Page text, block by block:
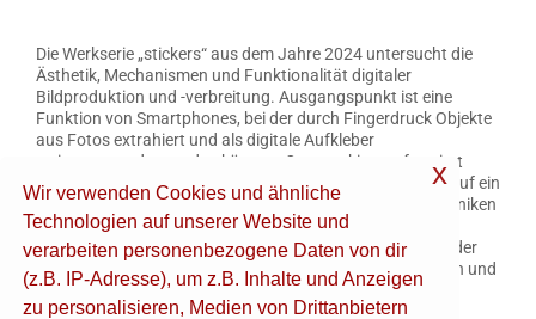
Die Werkserie „stickers“ aus dem Jahre 2024 untersucht die
Ästhetik, Mechanismen und Funktionalität digitaler
Bildproduktion und -verbreitung. Ausgangspunkt ist eine
Funktion von Smartphones, bei der durch Fingerdruck Objekte
aus Fotos extrahiert und als digitale Aufkleber
weiterverwendet werden können. Ostrowski transformiert
dieses digitale Feature indem er die freigestellten Motive auf ein
spezielles Stoffmaterial druckt und damit klassische Techniken
der Kunstproduktion zitiert. Er hinterfragt, wie sich
künstlerische Bilder in einer Welt positionieren können, in der
visuelle Inhalte ständig reproduziert und verbreitet werden und
eröffnet so einen transhistorischen Dialog zwischen
Vergangenheit und Gegenwart.
Wir verwenden Cookies und ähnliche
Technologien auf unserer Website und
verarbeiten personenbezogene Daten von dir
(z.B. IP-Adresse), um z.B. Inhalte und Anzeigen
zu personalisieren, Medien von Drittanbietern
x